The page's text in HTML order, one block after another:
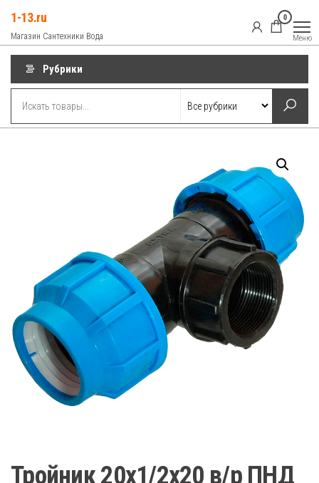
содержимому
1-13.ru
Магазин Сантехники Вода
0
Меню
Рубрики
Тройник 20х1/2х20 в/р ПНД